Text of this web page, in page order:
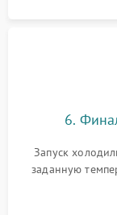
6.
Запуск
заданную
компрессора,